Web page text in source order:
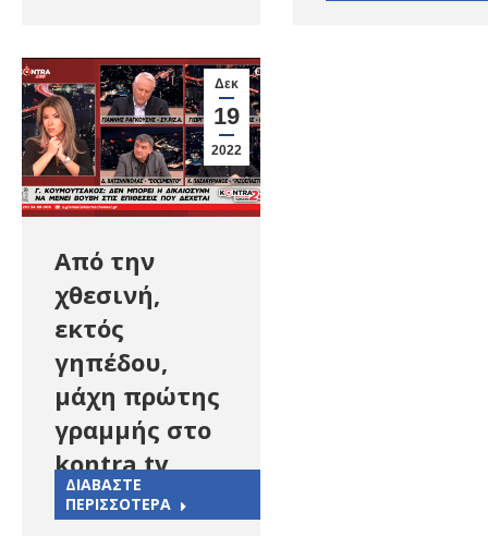
Δεκ
19
2022
Από την
χθεσινή,
εκτός
γηπέδου,
μάχη πρώτης
γραμμής στο
kontra tv
ΔΙΑΒΑΣΤΕ
ΠΕΡΙΣΣΟΤΕΡΑ